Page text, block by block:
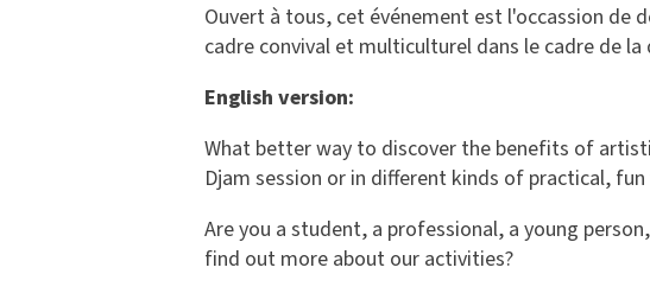
Ouvert à tous, cet événement est l'occassion de
cadre convival et multiculturel dans le cadre de
English version:
What better way to discover the benefits of
Djam session or in different kinds of practical,
Are you a student, a professional, a young
find out more about our activities?